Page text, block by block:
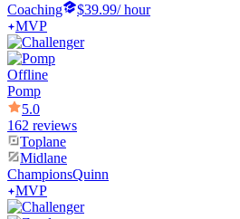
Coaching
$39.99/ hour
MVP
Offline
Pomp
5.0
162 reviews
Toplane
Midlane
ChampionsQuinn
MVP